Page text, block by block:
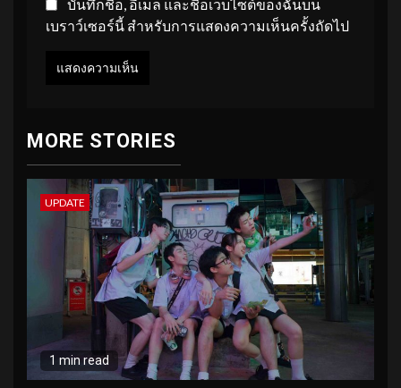
บันทึกชื่อ, อีเมล และชื่อเว็บไซต์ของฉันบน
เบราว์เซอร์นี้ สำหรับการแสดงความเห็นครั้งถัดไป
MORE STORIES
UPDATE
1 min read